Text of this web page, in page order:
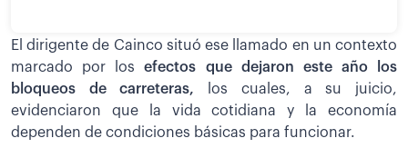
El dirigente de Cainco situó ese llamado en un contexto
marcado por losefectos que dejaron este año los
bloqueos de carreteras, los cuales, a su juicio,
evidenciaron que la vida cotidiana y la economía
dependen de condiciones básicas para funcionar.